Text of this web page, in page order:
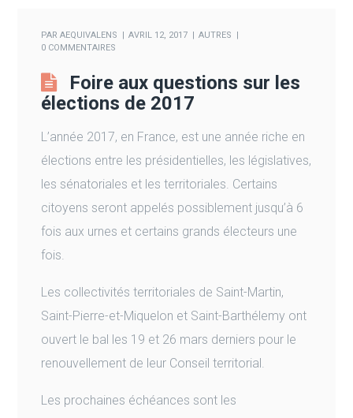
PARAEQUIVALENS AVRIL 12, 2017
AUTRES
0 COMMENTAIRES
Foire aux questions sur les
élections de 2017
L’année 2017, en France, est une année riche en
élections entre les présidentielles, les législatives,
les sénatoriales et les territoriales. Certains
citoyens seront appelés possiblement jusqu’à 6
fois aux urnes et certains grands électeurs une
fois.
Les collectivités territoriales de Saint-Martin,
Saint-Pierre-et-Miquelon et Saint-Barthélemy ont
ouvert le bal les 19 et 26 mars derniers pour le
renouvellement de leur Conseil territorial.
Les prochaines échéances sont les